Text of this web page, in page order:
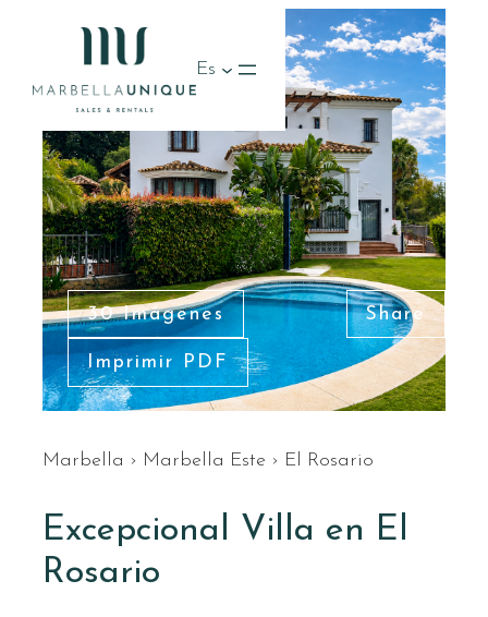
Es
30 Imágenes Share
Imprimir PDF
Marbella › Marbella Este › El Rosario
Excepcional Villa en El
Rosario